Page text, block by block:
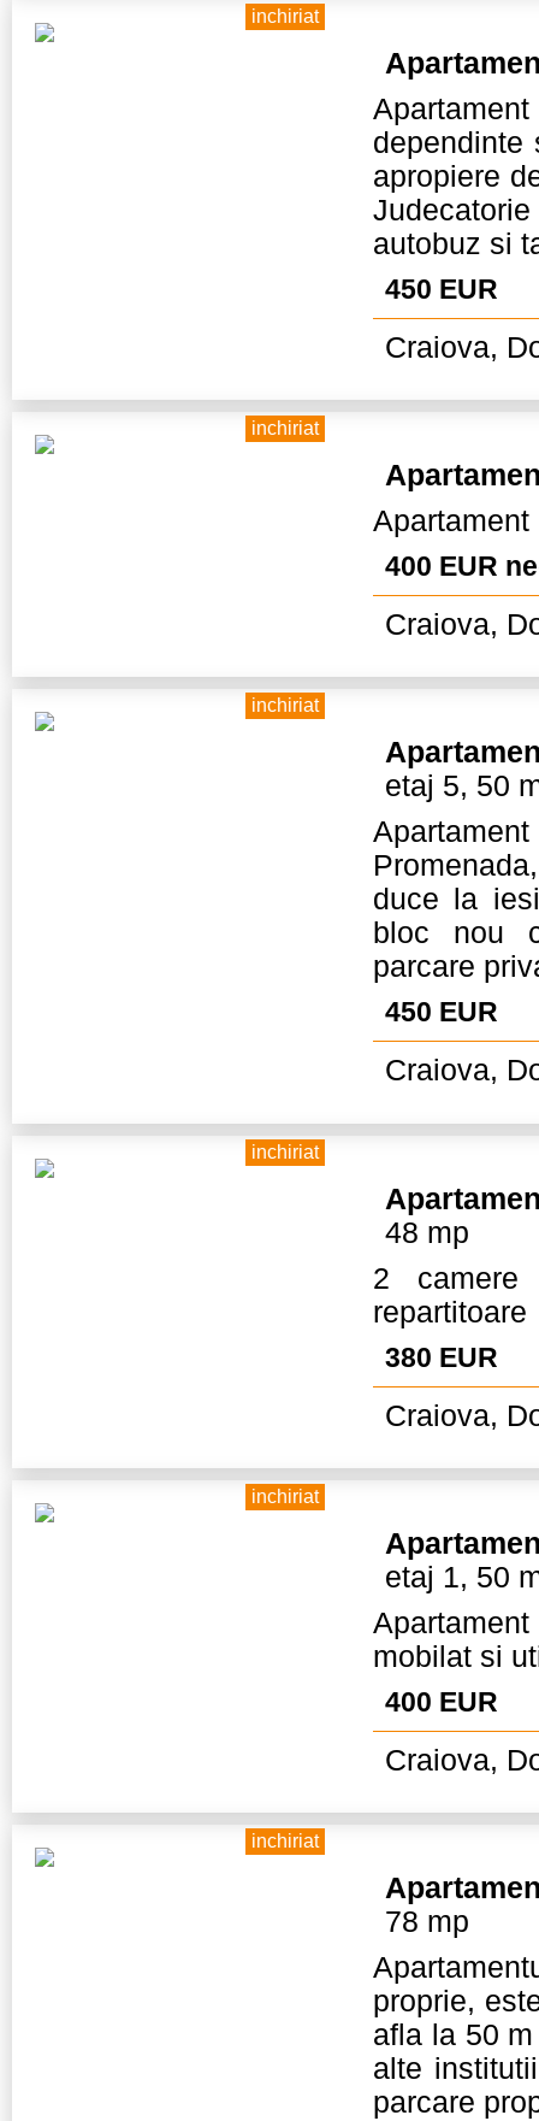
inchiriat
apropiere
autobuz si
450 EUR
Craiova,
inchiriat
400 EUR
Craiova,
inchiriat
etaj 5, 50
duce la
bloc nou
parcare
450 EUR
Craiova,
inchiriat
48 mp
2
repartitoare
380 EUR
Craiova,
inchiriat
etaj 1, 50
mobilat si
400 EUR
Craiova,
inchiriat
78 mp
proprie,
afla la 50
alte
parcare